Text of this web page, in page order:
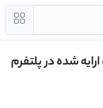
شده در پلتفرم